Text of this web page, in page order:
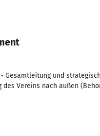
und
Vereins nach außen